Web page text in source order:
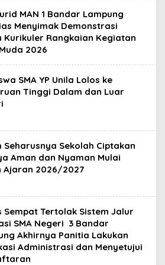
MAN 1 Bandar Lampung
Menyimak Demonstrasi
Kurikuler Rangkaian Kegiatan
2026
SMA YP Unila Lolos ke
Tinggi Dalam dan Luar
Seharusnya Sekolah Ciptakan
Aman dan Nyaman Mulai
Ajaran 2026/2027
Sempat Tertolak Sistem Jalur
SMA Negeri 3 Bandar
Akhirnya Panitia Lakukan
Administrasi dan Menyetujui